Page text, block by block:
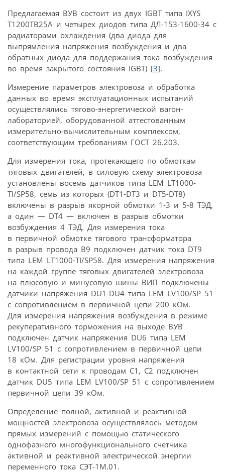
Предлагаемая ВУВ состоит из двух IGBT типа IXYS
T1200TB25A и четырех диодов типа ДЛ-153-1600-34 с
радиаторами охлаждения (два диода для
выпрямления напряжения возбуждения и два
обратных диода для поддержания тока возбуждения
во время закрытого состояния IGBT) [3].
Измерение параметров электровоза и обработка
данных во время эксплуатационных испытаний
осуществлялись тягово-энергетической вагон-
лабораторией, оборудованной аттестованным
измерительно-вычислительным комплексом,
соответствующим требованиям ГОСТ 26.203.
Для измерения тока, протекающего по обмоткам
тяговых двигателей, в силовую схему электровоза
установлены восемь датчиков типа LEM LT1000-
TI/SP58, семь из которых (DT1-DT3 и DT5-DT8)
включены в разрыв якорной обмотки 1-3 и 5-8 ТЭД,
а один — DT4 — включен в разрыв обмотки
возбуждения 4 ТЭД. Для измерения тока
в первичной обмотке тягового трансформатора
в разрыв провода B9 подключен датчик тока DT9
типа LEM LT1000-TI/SP58. Для измерения напряжения
на каждой группе тяговых двигателей электровоза
на плюсовую и минусовую шины ВИП подключены
датчики напряжения DU1-DU4 типа LEM LV100/SP 51
с сопротивлением в первичной цепи 200 кОм.
Для измерения напряжения возбуждения в режиме
рекуперативного торможения на выходе ВУВ
подключен датчик напряжения DU6 типа LEM
LV100/SP 51 с сопротивлением в первичной цепи
18 кОм. Для регистрации уровня напряжения
в контактной сети к проводам С1, С2 подключен
датчик DU5 типа LEM LV100/SP 51 с сопротивлением
первичной цепи 39 кОм.
Определение полной, активной и реактивной
мощностей электровоза осуществлялось методом
прямых измерений с помощью статического
однофазного многофункционального счетчика
активной и реактивной электрической энергии
переменного тока СЭТ-1М.01.